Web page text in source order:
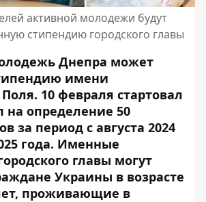
активной молодежи будут
стипендию городского главы
Днепра может
имени
10 февраля стартовал
на определение 50
за период с августа 2024
года. Именные
главы могут
Украины в возрасте
проживающие в